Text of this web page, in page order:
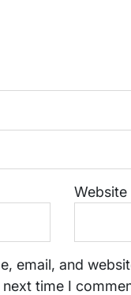
Website
email, and
time I